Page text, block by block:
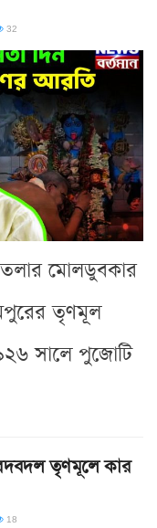
32
মোলডুবকার
তৃণমূল
সালে পুজোটি
রদবদল তৃণমূলে কার
18